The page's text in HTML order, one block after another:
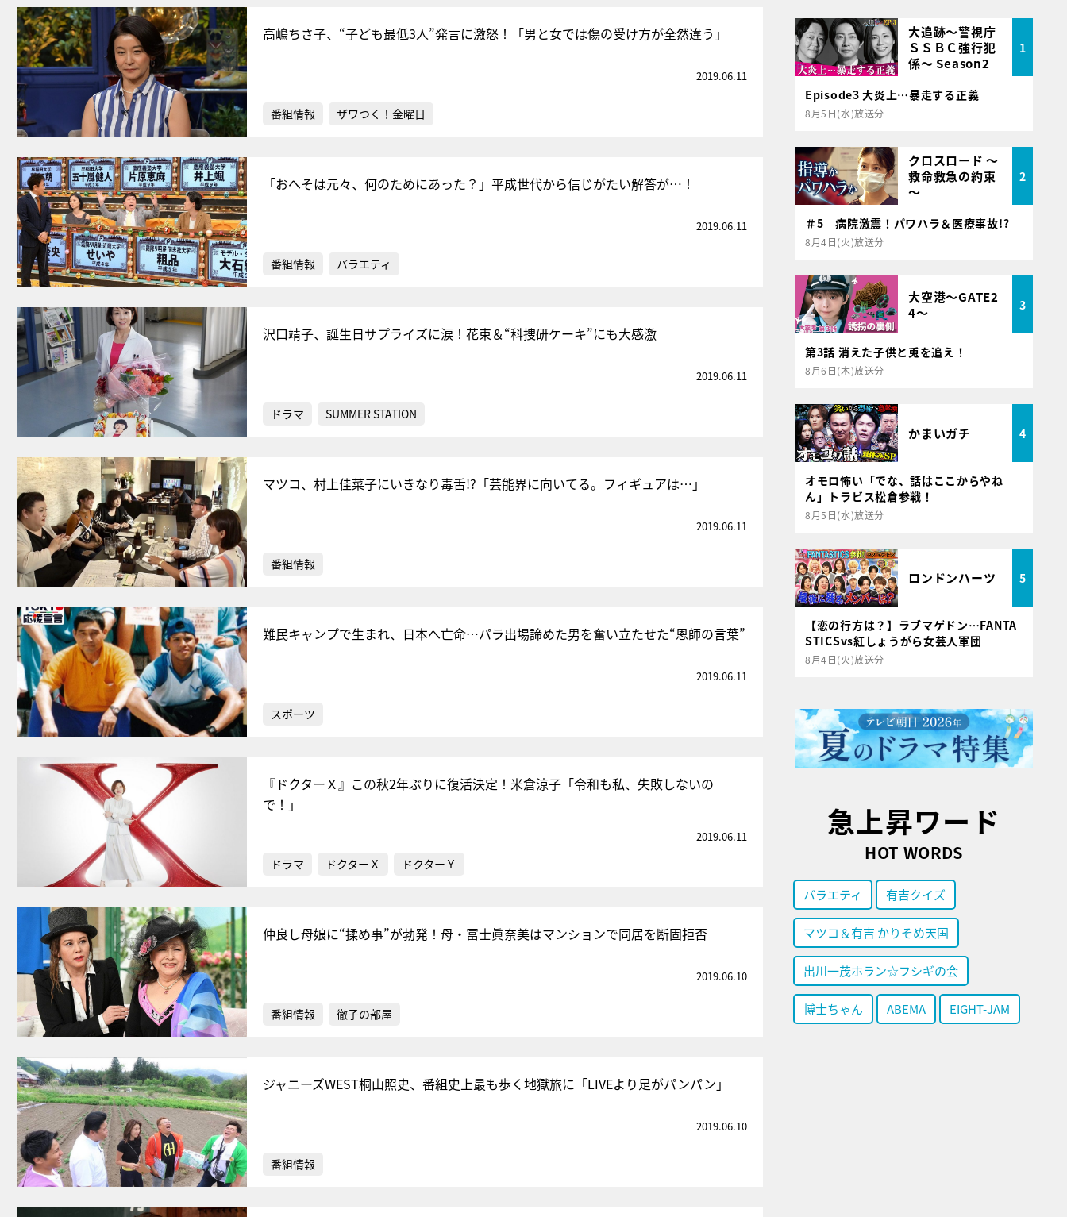
高嶋ちさ子、“子ども最低3人”発言に激怒！「男と女では傷の受け方が全然違う」
2019.06.11
番組情報 ザワつく！金曜日
「おへそは元々、何のためにあった？」平成世代から信じがたい解答が…！
2019.06.11
番組情報 バラエティ
沢口靖子、誕生日サプライズに涙！花束＆“科捜研ケーキ”にも大感激
2019.06.11
ドラマ SUMMER STATION
マツコ、村上佳菜子にいきなり毒舌!?「芸能界に向いてる。フィギュアは…」
2019.06.11
番組情報
難民キャンプで生まれ、日本へ亡命…パラ出場諦めた男を奮い立たせた“恩師の言葉”
2019.06.11
スポーツ
『ドクターＸ』この秋2年ぶりに復活決定！米倉涼子「令和も私、失敗しないの
で！」
2019.06.11
ドラマ ドクターＸ ドクターＹ
仲良し母娘に“揉め事”が勃発！母・冨士眞奈美はマンションで同居を断固拒否
2019.06.10
番組情報 徹子の部屋
ジャニーズWEST桐山照史、番組史上最も歩く地獄旅に「LIVEより足がパンパン」
2019.06.10
番組情報
大追跡～警視庁
ＳＳＢＣ強行犯
係～ Season2
1
Episode3 大炎上…暴走する正義
8月5日(水)放送分
クロスロード ～
救命救急の約束
～
2
＃5 病院激震！パワハラ＆医療事故!?
8月4日(火)放送分
大空港～GATE2
4～
3
第3話 消えた子供と兎を追え！
8月6日(木)放送分
かまいガチ 4
オモロ怖い「でな、話はここからやね
ん」トラビス松倉参戦！
8月5日(水)放送分
ロンドンハーツ 5
【恋の行方は？】ラブマゲドン…FANTA
STICSvs紅しょうがら女芸人軍団
8月4日(火)放送分
急上昇ワード
HOT WORDS
バラエティ 有吉クイズ
マツコ＆有吉 かりそめ天国
出川一茂ホラン☆フシギの会
博士ちゃん ABEMA EIGHT-JAM